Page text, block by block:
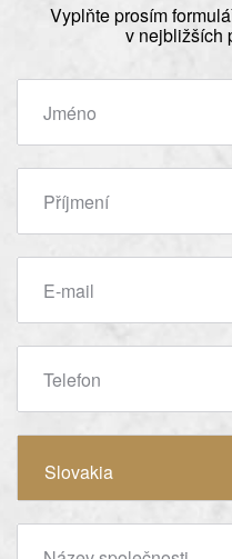
Vyplňte prosím
v nejbližších
Jméno
Příjmení
E-mail
Telefon
Slovakia